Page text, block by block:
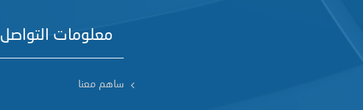
معلومات التواصل
ساهم معنا